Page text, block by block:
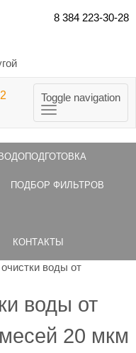
8 384 223-30-28
Toggle navigation
ПОДБОР ФИЛЬТРОВ
КОНТАКТЫ
воды от
воды от
20 мкм